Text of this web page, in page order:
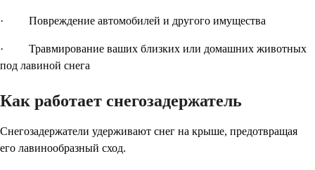
· Повреждение автомобилей и другого имущества
· Травмирование ваших близких или домашних животных
под лавиной снега
Как работает снегозадержатель
Снегозадержатели удерживают снег на крыше, предотвращая
его лавинообразный сход.